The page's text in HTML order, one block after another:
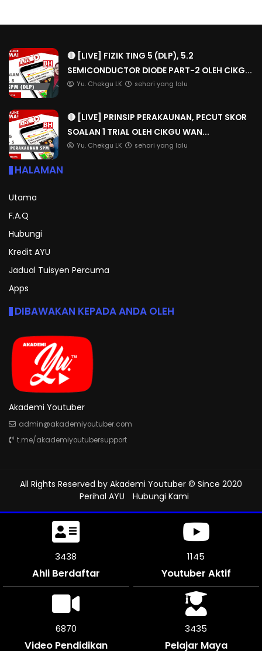
🔴 [LIVE] FIZIK TING 5 (DLP), 5.2
SEMICONDUCTOR DIODE PART-2 OLEH CIKG...
Yu. Chekgu LK sehari yang lalu
🔴 [LIVE] PRINSIP PERAKAUNAN, PECUT SKOR
SOALAN 1 TRIAL OLEH CIKGU WAN...
Yu. Chekgu LK sehari yang lalu
HALAMAN
Utama
F.A.Q
Hubungi
Kredit AYU
Jadual Tuisyen Percuma
Apps
DIBAWAKAN KEPADA ANDA OLEH
Akademi Youtuber
admin@akademiyoutuber.com
t.me/akademiyoutubersupport
All Rights Reserved by Akademi Youtuber © Since 2020
Perihal AYU
Hubungi Kami
3825
Ahli Berdaftar
1274
Youtuber Aktif
7644
Video Pendidikan
3822
Pelajar Maya